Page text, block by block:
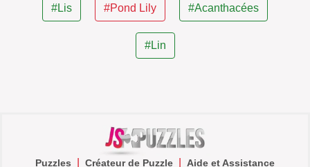
#Lis #Pond Lily #Acanthacées
#Lin
Puzzles Créateur de Puzzle Aide et Assistance